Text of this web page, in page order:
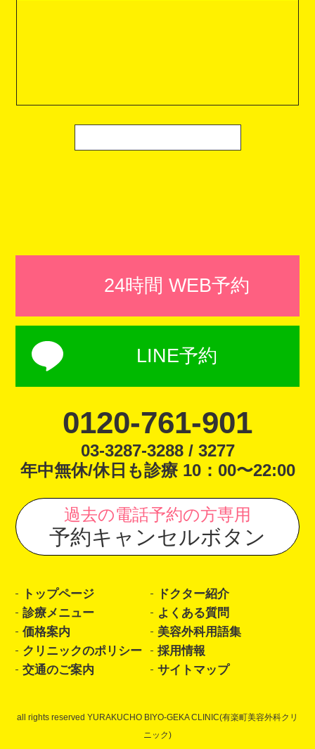
24時間 WEB予約
LINE予約
0120-761-901
03-3287-3288 / 3277
年中無休/休日も診療 10：00〜22:00
過去の電話予約の方専用
予約キャンセルボタン
トップページ
ドクター紹介
診療メニュー
よくある質問
価格案内
美容外科用語集
クリニックのポリシー
採用情報
交通のご案内
サイトマップ
all rights reserved YURAKUCHO BIYO-GEKA CLINIC(有楽町美容外科クリ
ニック)